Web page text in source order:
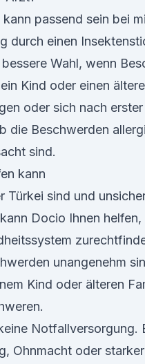
passend sein bei
durch einen
Wahl, wenn
Kind oder einen
oder sich nach
die Beschwerden
sind.
kann
Türkei sind und
Docio Ihnen
unangenehm
Kind oder älteren
Notfallversorgung.
Ohnmacht oder